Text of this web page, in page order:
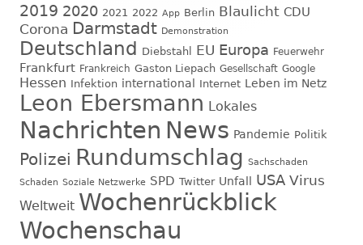
2019 2020 2021 2022 App Berlin Blaulicht CDU
Corona Darmstadt Demonstration
Deutschland Diebstahl EU Europa Feuerwehr
Frankfurt Frankreich Gaston Liepach Gesellschaft Google
Hessen Infektion international Internet Leben im Netz
Leon Ebersmann Lokales
Nachrichten News Pandemie Politik
Polizei Rundumschlag Sachschaden
Schaden Soziale Netzwerke SPD Twitter Unfall USA Virus
Weltweit Wochenrückblick
Wochenschau